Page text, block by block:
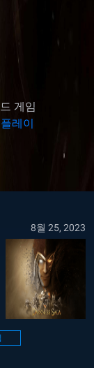
게임
레이
8월 25, 2023